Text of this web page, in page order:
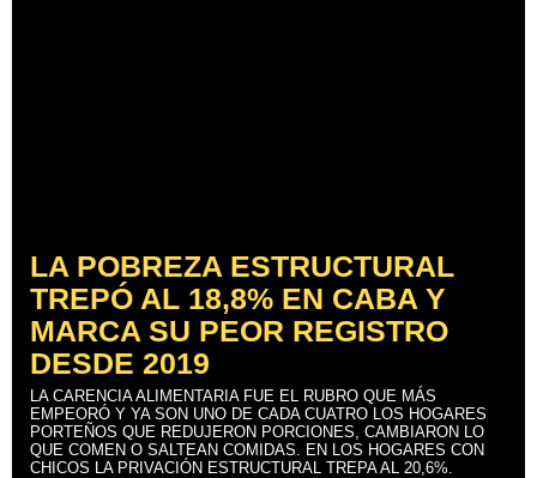
LA POBREZA ESTRUCTURAL
TREPÓ AL 18,8% EN CABA Y
MARCA SU PEOR REGISTRO
DESDE 2019
LA CARENCIA ALIMENTARIA FUE EL RUBRO QUE MÁS
EMPEORÓ Y YA SON UNO DE CADA CUATRO LOS HOGARES
PORTEÑOS QUE REDUJERON PORCIONES, CAMBIARON LO
QUE COMEN O SALTEAN COMIDAS. EN LOS HOGARES CON
CHICOS LA PRIVACIÓN ESTRUCTURAL TREPA AL 20,6%.